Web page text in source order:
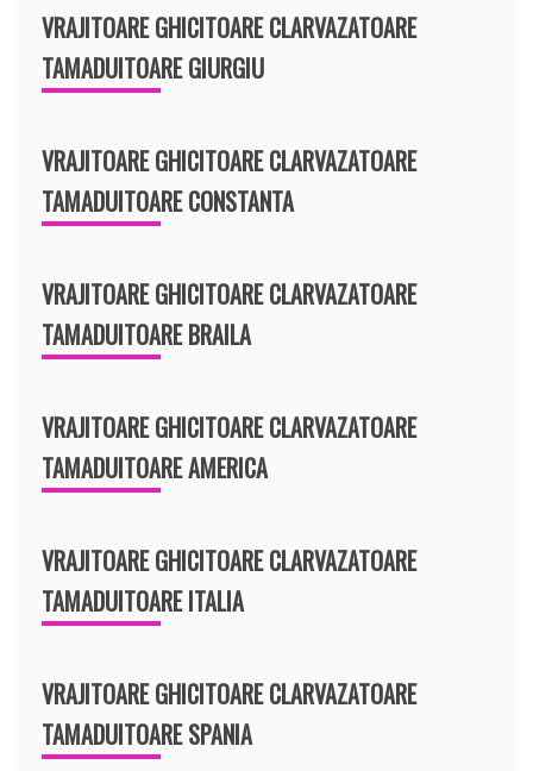
VRAJITOARE GHICITOARE CLARVAZATOARE
TAMADUITOARE GIURGIU
VRAJITOARE GHICITOARE CLARVAZATOARE
TAMADUITOARE CONSTANTA
VRAJITOARE GHICITOARE CLARVAZATOARE
TAMADUITOARE BRAILA
VRAJITOARE GHICITOARE CLARVAZATOARE
TAMADUITOARE AMERICA
VRAJITOARE GHICITOARE CLARVAZATOARE
TAMADUITOARE ITALIA
VRAJITOARE GHICITOARE CLARVAZATOARE
TAMADUITOARE SPANIA